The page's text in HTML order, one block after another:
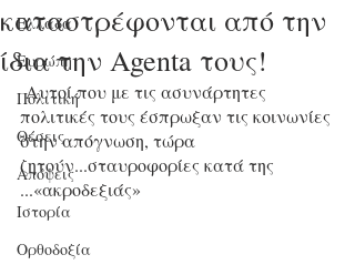
Ελλάδα
Ευρώπη
Πολιτική
Θέσεις
Απόψεις
Ιστορία
Ορθοδοξία
καταστρέφονται από την
ίδια την Agenta τους!
Αυτοί που με τις ασυνάρτητες
πολιτικές τους έσπρωξαν τις κοινωνίες
στην απόγνωση, τώρα
ζητούν...σταυροφορίες κατά της
...«ακροδεξιάς»